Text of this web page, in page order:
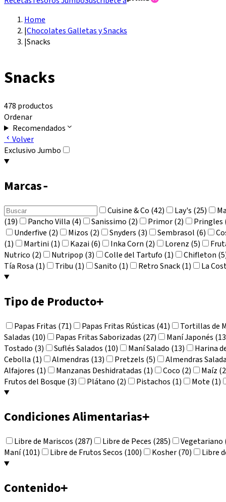
Home
|Chocolates Galletas y Snacks
|Snacks
Snacks
478 productos
Ordenar
Recomendados
Volver
Exclusivo Jumbo
Marcas-
Cuisine & Co (42) Lay's (25)
(19)
Pancho Villa (4) Sanissimo (2) Primor (2) Pringles
Underfive (2)
Mizos (2) Snyders (3) Sembrasol (6)
(1)
Martini (1) Kazai (6) Inka Corn (2) Lorenz (5)
Nutrico (2)
Nutripop (3) Colle del Tartufo (1) Chifleton
Tía Rosa (1)
Tribu (1) Sanito (1) Retro Snack (1) La
Tipo de Producto+
Papas Fritas (71) Papas Fritas Rústicas (41) Tortillas de
Saladas (10)
Papas Fritas Saborizadas (27) Maní Japonés
Tostado (3)
Suflés Salados (10) Maní Salado (13) Harina
Cebolla (1)
Almendras (13) Pretzels (5) Almendras
Alfajores (1)
Manzanas Deshidratadas (1) Coco (2) Maíz
Frutos del Bosque (3)
Plátano (2) Pistachos (1) Mote (1)
Condiciones Alimentarias+
Libre de Mariscos (287) Libre de Peces (285) Vegetariano
Maní (101)
Libre de Frutos Secos (100) Kosher (70) Libre
Contenido+